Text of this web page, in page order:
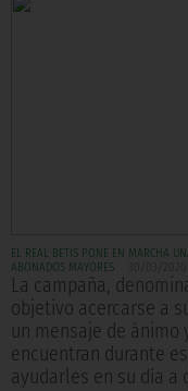
EL REAL BETIS PONE EN MARCHA
ABONADOS MAYORES
La campaña,
objetivo acercarse a
un mensaje de ánimo
encuentran durante
ayudarles en su día a